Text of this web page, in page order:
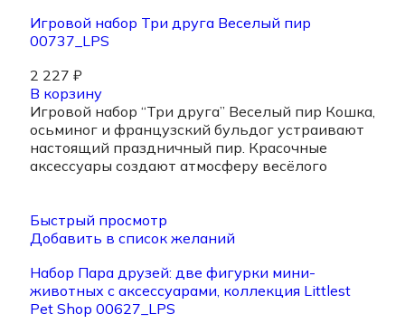
Игровой набор Три друга Веселый пир
00737_LPS
2 227 ₽
В корзину
Игровой набор “Три друга” Веселый пир Кошка,
осьминог и французский бульдог устраивают
настоящий праздничный пир. Красочные
аксессуары создают атмосферу весёлого
Быстрый просмотр
Добавить в список желаний
Набор Пара друзей: две фигурки мини-
животных с аксессуарами, коллекция Littlest
Pet Shop 00627_LPS